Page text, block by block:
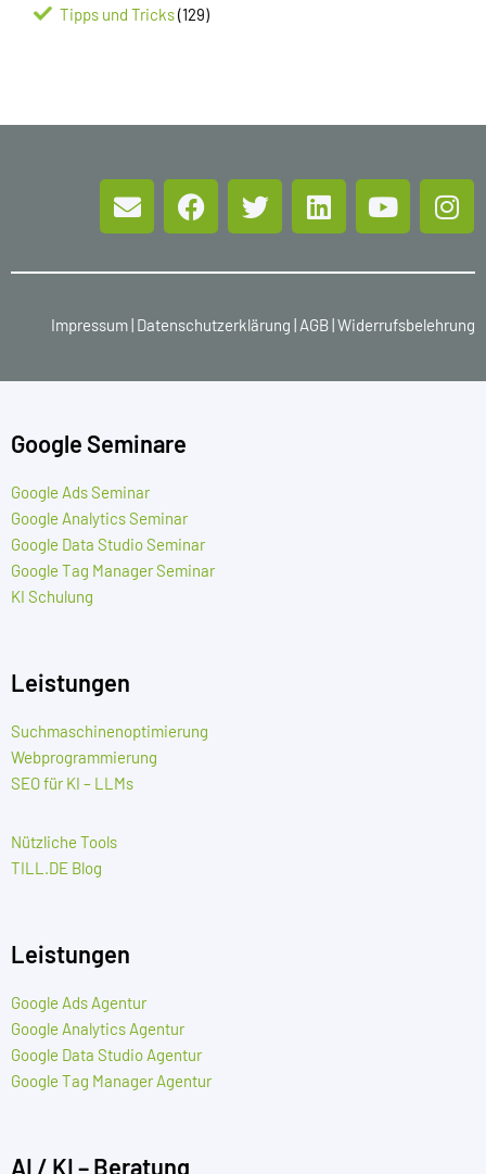
Tipps und Tricks(129)
Impressum| Datenschutzerklärung | AGB|Widerrufsbelehrung
Google Seminare
Google Ads Seminar
Google Analytics Seminar
Google Data Studio Seminar
Google Tag Manager Seminar
KI Schulung
Leistungen
Suchmaschinenoptimierung
Webprogrammierung
SEO für KI – LLMs
Nützliche Tools
TILL.DE Blog
Leistungen
Google Ads Agentur
Google Analytics Agentur
Google Data Studio Agentur
Google Tag Manager Agentur
AI / KI – Beratung